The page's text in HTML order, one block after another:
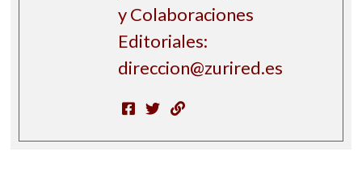
y Colaboraciones
Editoriales:
direccion@zurired.es